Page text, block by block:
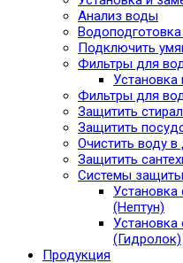
Анализ воды
Подключить
Фильтры для
Установка
Фильтры для
Защитить
Защитить
Очистить воду в
Защитить
Системы
Установка
(Нептун)
Установка
(Гидролок)
Продукция